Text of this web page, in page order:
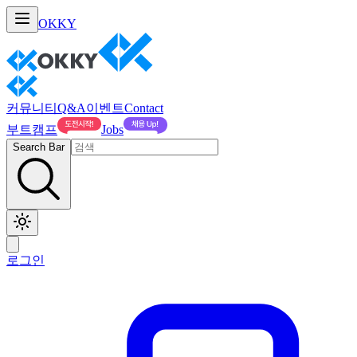
OKKY
커뮤니티 Q&A이벤트Contact
부트캠프
Jobs
Search Bar
로그인